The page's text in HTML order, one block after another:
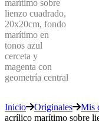
Inicio Originales Mis
acrílico marítimo sobre